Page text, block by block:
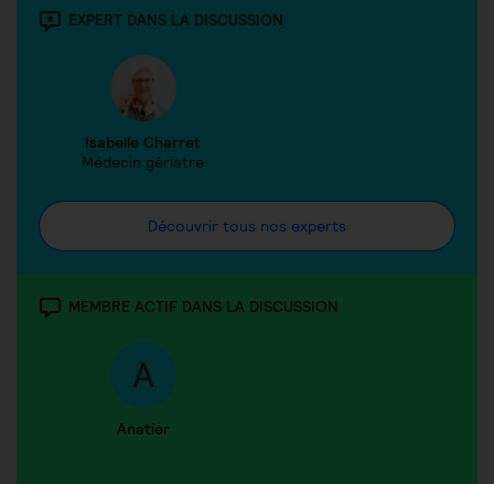
EXPERT DANS LA DISCUSSION
Isabelle Charret
Médecin gériatre
Découvrir tous nos experts
MEMBRE ACTIF DANS LA DISCUSSION
Anatier